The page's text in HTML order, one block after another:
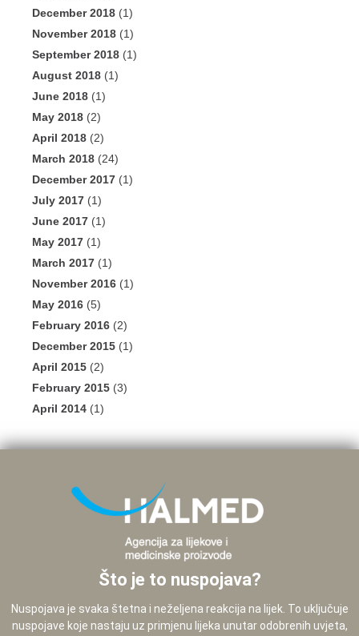
December 2018 (1)
November 2018 (1)
September 2018 (1)
August 2018 (1)
June 2018 (1)
May 2018 (2)
April 2018 (2)
March 2018 (24)
December 2017 (1)
July 2017 (1)
June 2017 (1)
May 2017 (1)
March 2017 (1)
November 2016 (1)
May 2016 (5)
February 2016 (2)
December 2015 (1)
April 2015 (2)
February 2015 (3)
April 2014 (1)
Što je to nuspojava?
Nuspojava je svaka štetna i neželjena reakcija na lijek. To uključuje
nuspojave koje nastaju uz primjenu lijeka unutar odobrenih uvjeta,